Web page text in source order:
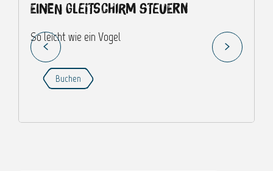
Einen Gleitschirm steuern
So leicht wie ein Vogel
Buchen